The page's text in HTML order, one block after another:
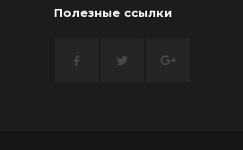
Полезные ссылки